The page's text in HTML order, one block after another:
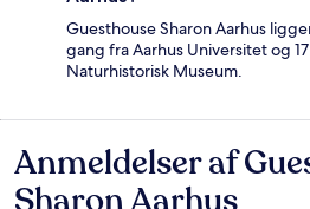
Guesthouse Sharon Aarhus
gang fra Aarhus Universitet og
Naturhistorisk Museum.
Anmeldelser
Anmeldelser af